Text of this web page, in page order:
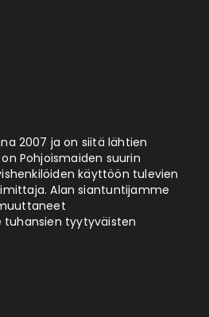
2007 ja on siitä lähtien
Pohjoismaiden suurin
käyttöön tulevien
Alan siantuntijamme
tuhansien tyytyväisten